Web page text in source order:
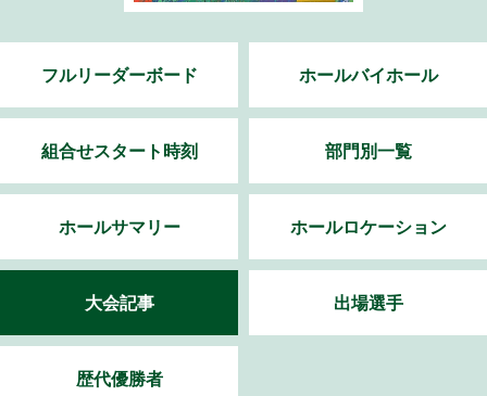
フルリーダーボード ホールバイホール
組合せスタート時刻 部門別一覧
ホールサマリー ホールロケーション
大会記事 出場選手
歴代優勝者